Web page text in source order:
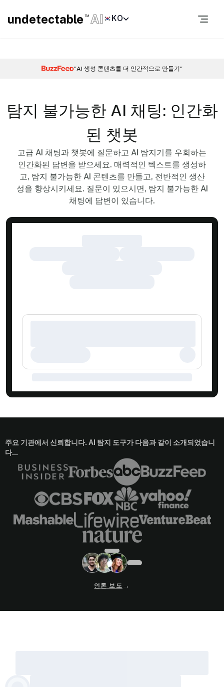
undetectable TM AI KO
"AI 생성 콘텐츠를 더 인간적으로 만들기"
탐지 불가능한 AI 채팅: 인간화
된 챗봇
고급 AI 채팅과 챗봇에 질문하고 AI 탐지기를 우회하는
인간화된 답변을 받으세요. 매력적인 텍스트를 생성하
고, 탐지 불가능한 AI 콘텐츠를 만들고, 전반적인 생산
성을 향상시키세요. 질문이 있으시면, 탐지 불가능한 AI
채팅에 답변이 있습니다.
주요 기관에서 신뢰합니다. AI 탐지 도구가 다음과 같이 소개되었습니
다...
언론 보도 →